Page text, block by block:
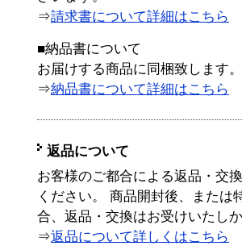
⇒請求書について詳細はこちら
■納品書について
お届けする商品に同梱致します。
⇒納品書について詳細はこちら
返品について
お客様のご都合による返品・交
ください。 商品開封後、または
合、返品・交換はお受けいたし
⇒返品について詳しくはこちら